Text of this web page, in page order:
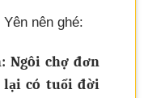
nên ghé:
Ngôi chợ đơn
lại có tuổi đời